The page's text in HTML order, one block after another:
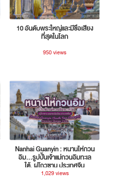
10 อันดับพระใหญ่และมีชื่อเสียง
ที่สุดในโลก
950 views
Nanhai Guanyin : หนานไห่กวน
อิม...รูปปั้นเจ้าแม่กวนอิมทะเล
ใต้, ผู่โถวซาน ประเทศจีน
1,029 views